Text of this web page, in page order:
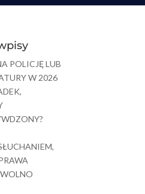
POLICJĘ LUB
W 2026